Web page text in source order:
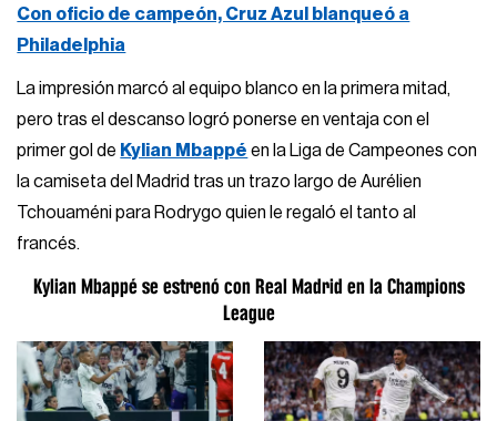
Con oficio de campeón, Cruz Azul blanqueó a
Philadelphia
La impresión marcó al equipo blanco en la primera mitad,
pero tras el descanso logró ponerse en ventaja con el
primer gol de Kylian Mbappé en la Liga de Campeones con
la camiseta del Madrid tras un trazo largo de Aurélien
Tchouaméni para Rodrygo quien le regaló el tanto al
francés.
Kylian Mbappé se estrenó con Real Madrid en la Champions
League